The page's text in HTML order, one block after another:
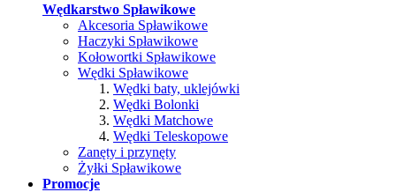
Wędkarstwo Spławikowe
Akcesoria Spławikowe
Haczyki Spławikowe
Kołowortki Spławikowe
Wędki Spławikowe
Wędki baty, uklejówki
Wędki Bolonki
Wędki Matchowe
Wędki Teleskopowe
Zanęty i przynęty
Żyłki Spławikowe
Promocje